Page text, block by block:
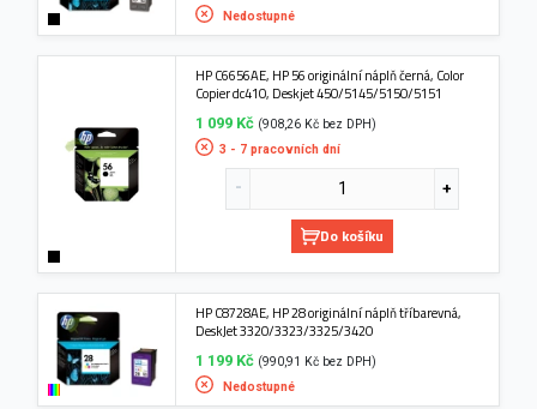
Nedostupné
HP C6656AE, HP 56 originální náplň černá, Color
Copier dc410, Deskjet 450/5145/5150/5151
1 099 Kč (908,26 Kč bez DPH)
3 - 7 pracovních dní
Do košíku
HP C8728AE, HP 28 originální náplň tříbarevná,
DeskJet 3320/3323/3325/3420
1 199 Kč (990,91 Kč bez DPH)
Nedostupné